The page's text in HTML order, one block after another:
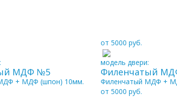
МДФ №5
+ МДФ (шпон) 10мм.
от 5000 руб.
модель двери:
Филенчатый
Филенчатый МДФ +
от 5000 руб.